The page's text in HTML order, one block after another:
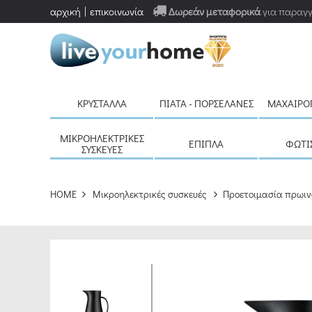
Δωρεάν μεταφορικάγια
αρχική επικοινωνία
ΚΡΎΣΤΑΛΛΑ ΠΙΆΤΑ - ΠΟΡΣΕΛΆΝΕΣ
ΜΙΚΡΟΗΛΕΚΤΡΙΚΈΣ
ΣΥΣΚΕΥΈΣ
ΈΠΙΠΛΑ
HOME Μικροηλεκτρικές συσκευές Προετοιμασία